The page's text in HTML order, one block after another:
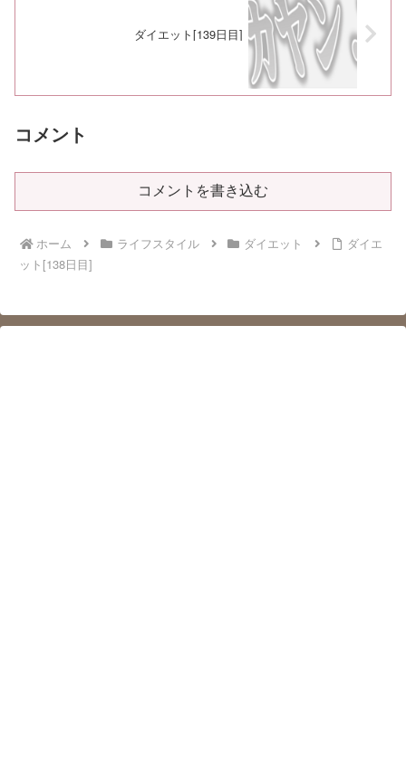
ダイエット[139日目]
コメント
コメントを書き込む
ホーム ライフスタイル ダイエット
ダイエ
ット[138日目]